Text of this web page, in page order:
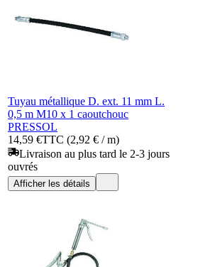
Tuyau métallique D. ext. 11 mm L.
0,5 m M10 x 1 caoutchouc
PRESSOL
14,59 €TTC (2,92 € / m)
Livraison au plus tard le 2-3 jours
ouvrés
Afficher les détails